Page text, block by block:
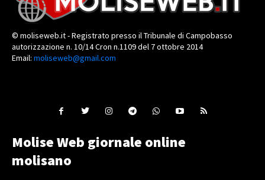
© moliseweb.it - Registrato presso il Tribunale di Campobasso
autorizzazione n. 10/14 Cron n.1109 del 7 ottobre 2014
Email: moliseweb@gmail.com
Molise Web giornale online
molisano